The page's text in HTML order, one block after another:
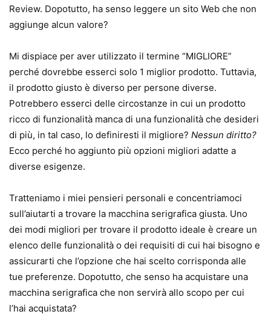
Review. Dopotutto, ha senso leggere un sito Web che non
aggiunge alcun valore?
Mi dispiace per aver utilizzato il termine “MIGLIORE”
perché dovrebbe esserci solo 1 miglior prodotto. Tuttavia,
il prodotto giusto è diverso per persone diverse.
Potrebbero esserci delle circostanze in cui un prodotto
ricco di funzionalità manca di una funzionalità che desideri
di più, in tal caso, lo definiresti il ​​migliore? Nessun diritto?
Ecco perché ho aggiunto più opzioni migliori adatte a
diverse esigenze.
Tratteniamo i miei pensieri personali e concentriamoci
sull’aiutarti a trovare la macchina serigrafica giusta. Uno
dei modi migliori per trovare il prodotto ideale è creare un
elenco delle funzionalità o dei requisiti di cui hai bisogno e
assicurarti che l’opzione che hai scelto corrisponda alle
tue preferenze. Dopotutto, che senso ha acquistare una
macchina serigrafica che non servirà allo scopo per cui
l’hai acquistata?